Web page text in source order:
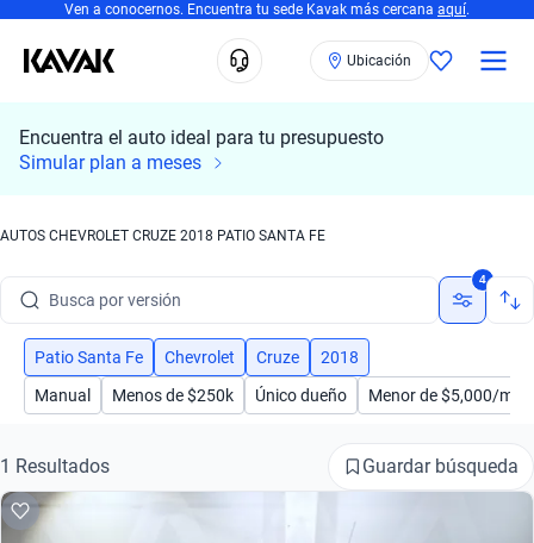
Ven a conocernos. Encuentra tu sede Kavak más cercana aquí.
Ubicación
Encuentra el auto ideal para tu presupuesto
Simular plan a meses
AUTOS CHEVROLET CRUZE 2018 PATIO SANTA FE
Busca por versión
Busca por año
Busca por marca
Busca por modelo
Busca por versión
4
Patio Santa Fe Chevrolet Cruze
2018
Manual
Menos de $250k Único dueño Menor de $5,000/mes
1 Resultados Guardar búsqueda